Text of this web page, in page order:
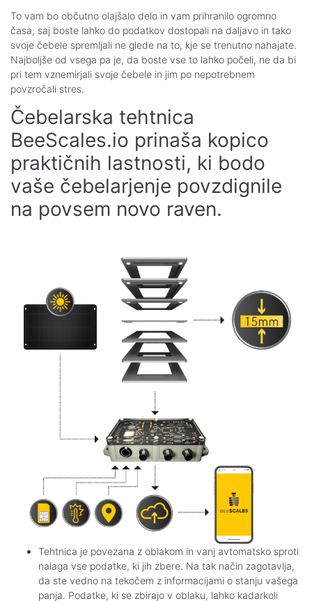
To vam bo občutno olajšalo delo in vam prihranilo ogromno
časa, saj boste lahko do podatkov dostopali na daljavo in tako
svoje čebele spremljali ne glede na to, kje se trenutno nahajate.
Najboljše od vsega pa je, da boste vse to lahko počeli, ne da bi
pri tem vznemirjali svoje čebele in jim po nepotrebnem
povzročali stres.
Čebelarska tehtnica
BeeScales.io prinaša kopico
praktičnih lastnosti, ki bodo
vaše čebelarjenje povzdignile
na povsem novo raven.
Tehtnica je povezana z oblakom in vanj avtomatsko sproti
nalaga vse podatke, ki jih zbere. Na tak način zagotavlja,
da ste vedno na tekočem z informacijami o stanju vašega
panja. Podatke, ki se zbirajo v oblaku, lahko kadarkoli